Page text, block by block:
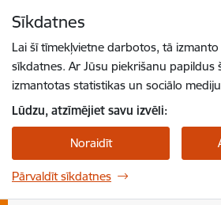
Sīkdatnes
Lai šī tīmekļvietne darbotos, tā
sīkdatnes. Ar Jūsu piekrišanu papildus
izmantotas statistikas un sociālo
Lūdzu, atzīmējiet savu izvēli:
Noraidīt
Pārvaldīt sīkdatnes